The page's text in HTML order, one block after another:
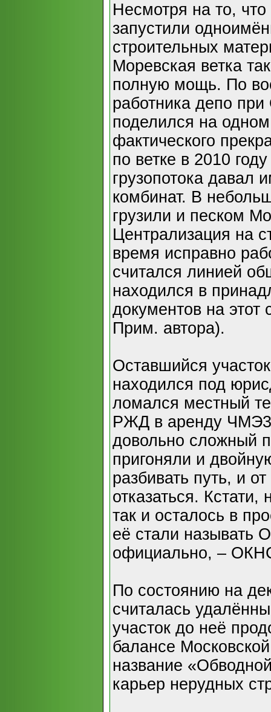
Несмотря на то,
запустили
строительных
Моревская ветка
полную мощь. По
работника депо
поделился на
фактического
по ветке в 2010
грузопотока давал
комбинат. В
грузили и песком
Централизация на
время исправно
считался линией
находился в
документов на этот
Прим. автора).
Оставшийся
находился под
ломался местный
РЖД в аренду
довольно сложный
пригоняли и
разбивать путь, и
отказаться.
так и осталось в
её стали называть
официально, –
По состоянию на
считалась
участок до неё
балансе
название
карьер нерудных